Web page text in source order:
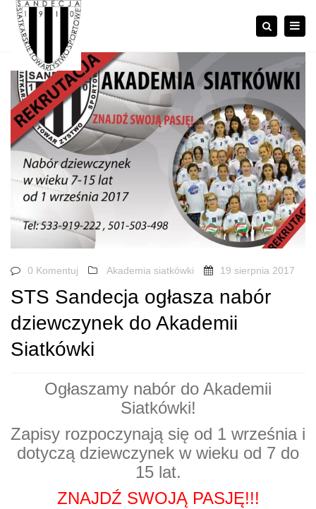
Szukaj
0 Komentuj Akademia siatkówki 19 sierpnia 2017
STS Sandecja ogłasza nabór
dziewczynek do Akademii
Siatkówki
Ogłaszamy nabór do Akademii
Siatkówki!
Zapisy rozpoczynają się od 1 września i
dotyczą dziewczynek w wieku od 7 do
15 lat.
ZNAJDŹ SWOJĄ PASJĘ!!!